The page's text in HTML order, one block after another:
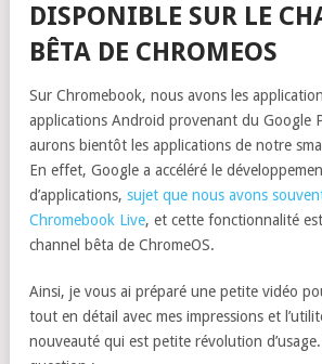
DISPONIBLE SUR LE
BÊTA DE CHROMEOS
Sur Chromebook, nous avons les
applications Android provenant du Google
aurons bientôt les applications de notre
En effet, Google a accéléré le
d’applications, sujet que nous avons
Chromebook Live, et cette fonctionnalité
channel bêta de ChromeOS.
Ainsi, je vous ai préparé une petite vidéo
tout en détail avec mes impressions et
nouveauté qui est petite révolution